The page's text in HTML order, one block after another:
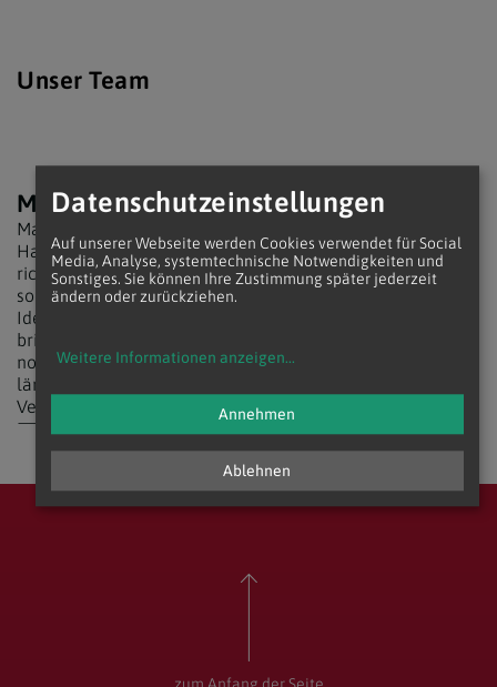
Unser Team
Martin
Martin ist unser
Hauptschalter. Mit den
richtigen Kontakten
sorgt er für Energie, um
Ideen zum Leuchten
bringen. Wo andere
noch suchen, hat er
längst die benötigte
Verbindung hergestellt.
Jonas
Andrea
Datenschutzeinstellungen
Auf unserer Webseite werden Cookies verwendet für Social
Media, Analyse, systemtechnische Notwendigkeiten und
Sonstiges. Sie können Ihre Zustimmung später jederzeit
ändern oder zurückziehen.
Weitere Informationen anzeigen...
Ablehnen
Annehmen